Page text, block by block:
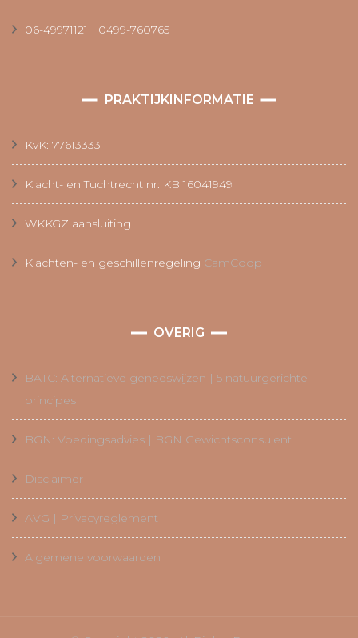
06-49971121 | 0499-760765
PRAKTIJKINFORMATIE
KvK: 77613333
Klacht- en Tuchtrecht nr: KB 16041949
WKKGZ aansluiting
Klachten- en geschillenregeling CamCoop
OVERIG
BATC: Alternatieve geneeswijzen | 5 natuurgerichte
principes
BGN: Voedingsadvies | BGN Gewichtsconsulent
Disclaimer
AVG | Privacyreglement
Algemene voorwaarden